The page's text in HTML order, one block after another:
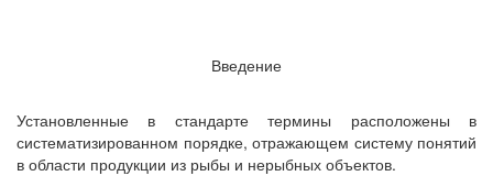
Введение
Установленные в стандарте термины расположены в
систематизированном порядке, отражающем систему понятий
в области продукции из рыбы и нерыбных объектов.